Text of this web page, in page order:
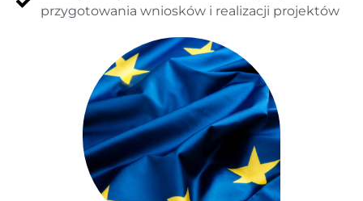
przygotowania wniosków i realizacji projektów